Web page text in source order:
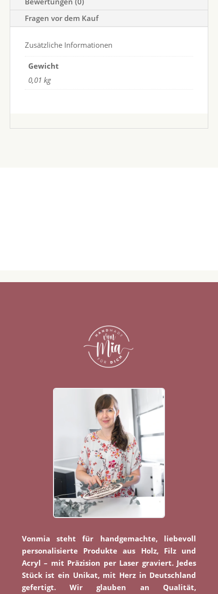
Fragen vor dem Kauf
Zusätzliche Informationen
Gewicht
0,01 kg
Vonmia steht für handgemachte, liebevoll
personalisierte Produkte aus Holz, Filz und
Acryl – mit Präzision per Laser graviert. Jedes
Stück ist ein Unikat, mit Herz in Deutschland
gefertigt. Wir glauben an Qualität,